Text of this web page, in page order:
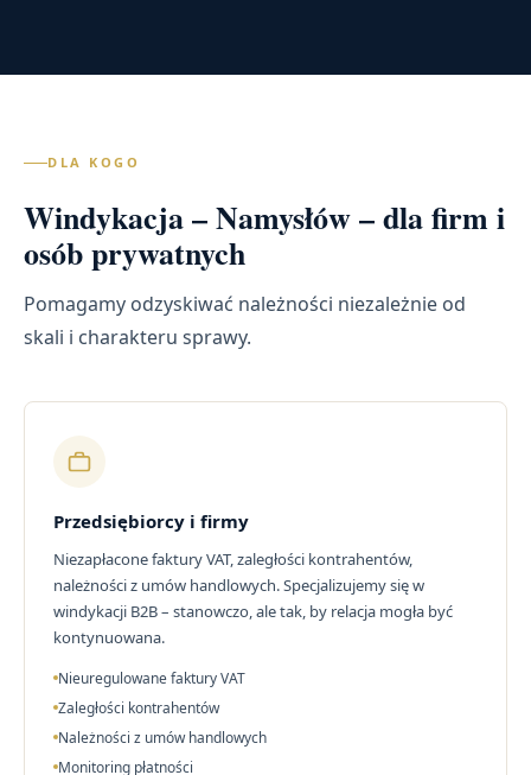
DLA KOGO
Windykacja – Namysłów – dla firm i
osób prywatnych
Pomagamy odzyskiwać należności niezależnie od
skali i charakteru sprawy.
Przedsiębiorcy i firmy
Niezapłacone faktury VAT, zaległości kontrahentów,
należności z umów handlowych. Specjalizujemy się w
windykacji B2B – stanowczo, ale tak, by relacja mogła być
kontynuowana.
Nieuregulowane faktury VAT
Zaległości kontrahentów
Należności z umów handlowych
Monitoring płatności